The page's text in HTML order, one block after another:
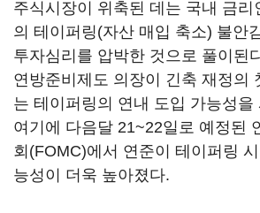
주식시장이 위축된 데는 국내 금리
의 테이퍼링(자산 매입 축소) 불안
투자심리를 압박한 것으로 풀이된
연방준비제도 의장이 긴축 재정의
는 테이퍼링의 연내 도입 가능성을
여기에 다음달 21~22일로 예정된
회(FOMC)에서 연준이 테이퍼링
능성이 더욱 높아졌다.